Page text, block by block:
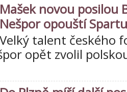
Mašek novou posilou
Nešpor opouští Spartu
Velký talent českého
opět zvolil